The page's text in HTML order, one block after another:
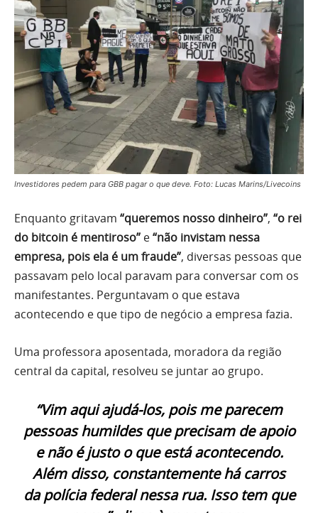
Investidores pedem para GBB pagar o que deve. Foto: Lucas Marins/Livecoins
Enquanto gritavam “queremos nosso dinheiro”, “o rei
do bitcoin é mentiroso” e“não invistam nessa
empresa, pois ela é um fraude”, diversas pessoas que
passavam pelo local paravam para conversar com os
manifestantes. Perguntavam o que estava
acontecendo e que tipo de negócio a empresa fazia.
Uma professora aposentada, moradora da região
central da capital, resolveu se juntar ao grupo.
“Vim aqui ajudá-los, pois me parecem
pessoas humildes que precisam de apoio
e não é justo o que está acontecendo.
Além disso, constantemente há carros
da polícia federal nessa rua. Isso tem que